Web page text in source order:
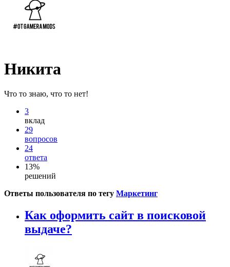
Никита
Что то знаю, что то нет!
3
вклад
29
вопросов
24
ответа
13%
решений
Ответы пользователя по тегу Маркетинг
Как оформить сайт в поисковой
выдаче?